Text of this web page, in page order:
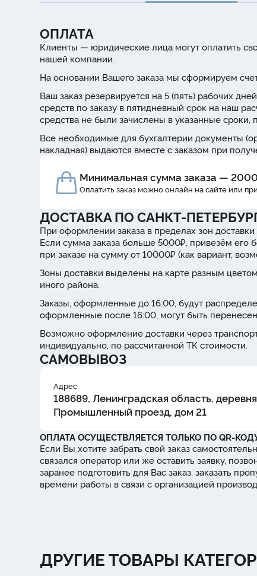
ОПЛАТА
Клиенты — юридические лица могут оплатить
нашей компании.
На основании Вашего заказа мы сформируем
Ваш заказ резервируется на 5 (пять) рабочих
средств по заказу в пятидневный срок на наш
средства не были зачислены в указанные
Все необходимые для бухгалтерии документы
накладная) выдаются вместе с заказом при
Минимальная сумма заказа —
Оплатить заказ можно онлайн на сайте или
ДОСТАВКА ПО САНКТ-
При оформлении заказа в пределах зон
Если сумма заказа больше 5000₽, привезём его
при заказе на сумму от 10000₽ (как вариант,
Зоны доставки выделены на карте разным
иного района.
Заказы, оформленные до 16:00, будут
оформленные после 16:00, могут быть
Возможно оформление доставки через
индивидуально, по рассчитанной ТК стоимости.
САМОВЫВОЗ
Адрес
188689, Ленинградская область,
Промышленный проезд, дом 21
ОПЛАТА ОСУЩЕСТВЛЯЕТСЯ ТОЛЬКО ПО QR-
Если Вы хотите забрать свой заказ
связался оператор или же оставить заявку,
заранее подготовить для Вас заказ, заказать
времени работы в связи с организацией
ДРУГИЕ ТОВАРЫ